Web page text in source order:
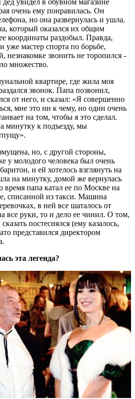
очень ему понравилась. Он
но она развернулась и ушла.
который оказался их общим
координаты раздобыл. Правда,
уже мастер спорта по борьбе,
незнакомке звонить не торопился -
множество.
квартире, где жила моя
звонок. Папа позвонил,
от него, и сказал: «Я совершенно
мне это ни к чему, но один очень
на том, чтобы я это сделал.
минутку к подъезду, мы
но, с другой стороны,
у молодого человека был очень
и ей хотелось взглянуть на
на минутку, домой же вернулась
время папа катал ее по Москве на
списанной из такси. Машина
в ней все шаталось от
все руки, то и дело ее чинил. О том,
постеснялся (ему казалось,
представился директором
эта легенда?